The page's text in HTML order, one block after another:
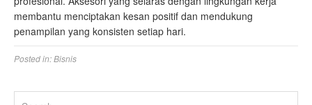
membantu menciptakan kesan positif dan mendukung
penampilan yang konsisten setiap hari.
Posted in:Bisnis